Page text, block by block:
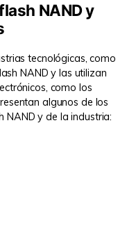
NAND y
tecnológicas, como
NAND y las utilizan
como los
algunos de los
NAND y de la industria: